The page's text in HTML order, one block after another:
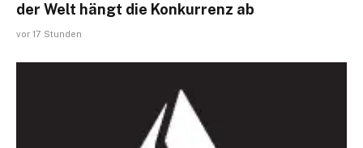
der Welt hängt die Konkurrenz ab
vor 17 Stunden